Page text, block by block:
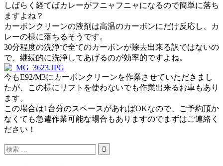
しばらく経てばカレーがフニャフニャになるので簡単に落ち
ますよね？
カーボンクリーンの液剤は高温のカーボンにだけ反応し、カ
レーの様に落ちるそうです。
30分程度の洗浄で全てのカーボンが除去出来る訳ではないの
で、継続的に洗浄してあげるのが効率的ですよね。
今もE92/M3にカーボンクリーンを作業させていただきまし
たが、この様にリフトを使わないでも作業出来るお車もあり
ます。
この場合は1台分のスペースがあればOKなので、ご予約頂か
なくても急遽作業可能な場合もありますのでまずはご連絡く
ださい！